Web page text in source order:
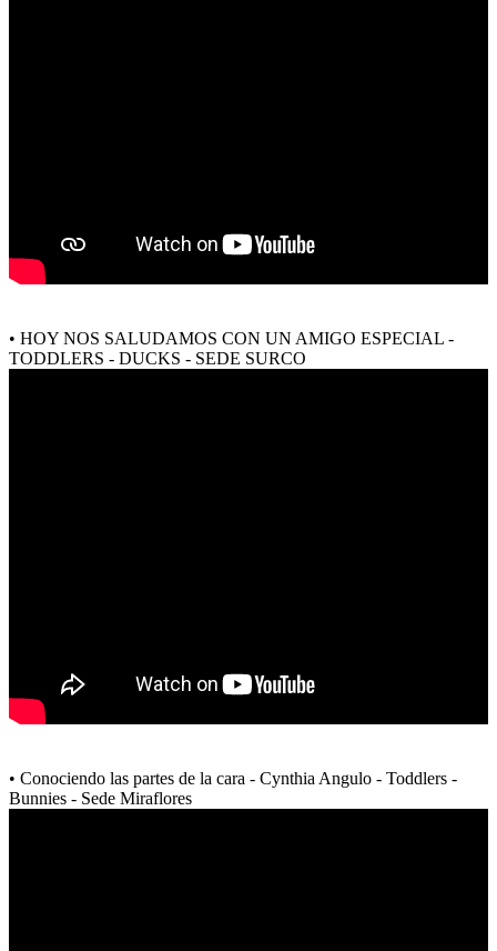
• HOY NOS SALUDAMOS CON UN AMIGO ESPECIAL -
TODDLERS - DUCKS - SEDE SURCO
• Conociendo las partes de la cara - Cynthia Angulo - Toddlers -
Bunnies - Sede Miraflores